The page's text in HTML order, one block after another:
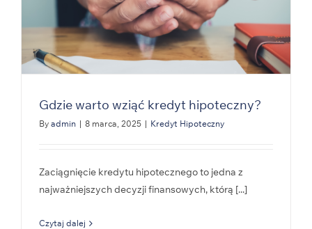
Gdzie warto wziąć kredyt hipoteczny?
By admin | 8 marca, 2025 | Kredyt Hipoteczny
Zaciągnięcie kredytu hipotecznego to jedna z
najważniejszych decyzji finansowych, którą [...]
Czytaj dalej